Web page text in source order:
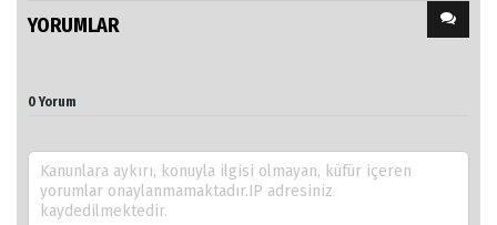
YORUMLAR
0 Yorum